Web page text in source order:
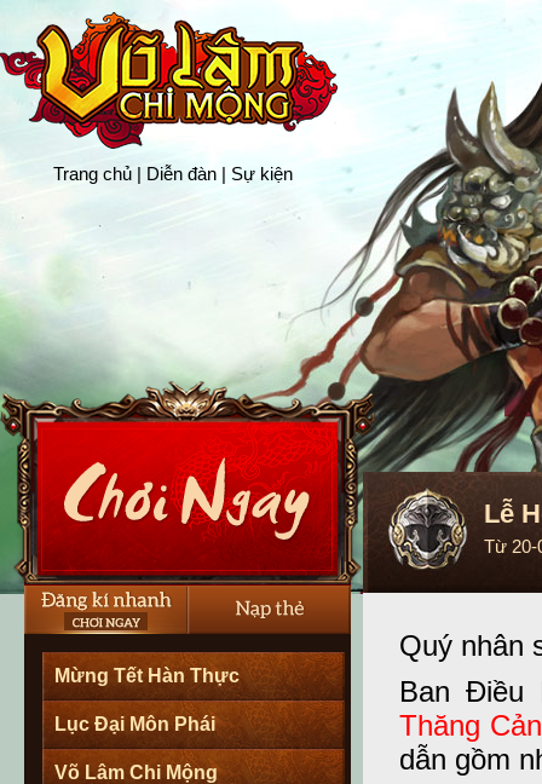
Trang chủ | Diễn đàn | Sự kiện
Mừng Tết Hàn Thực
Lục Đại Môn Phái
Võ Lâm Chi Mộng
Lễ
Từ 20-
Quý nhân
Ban Điều
Thăng
dẫn gồm